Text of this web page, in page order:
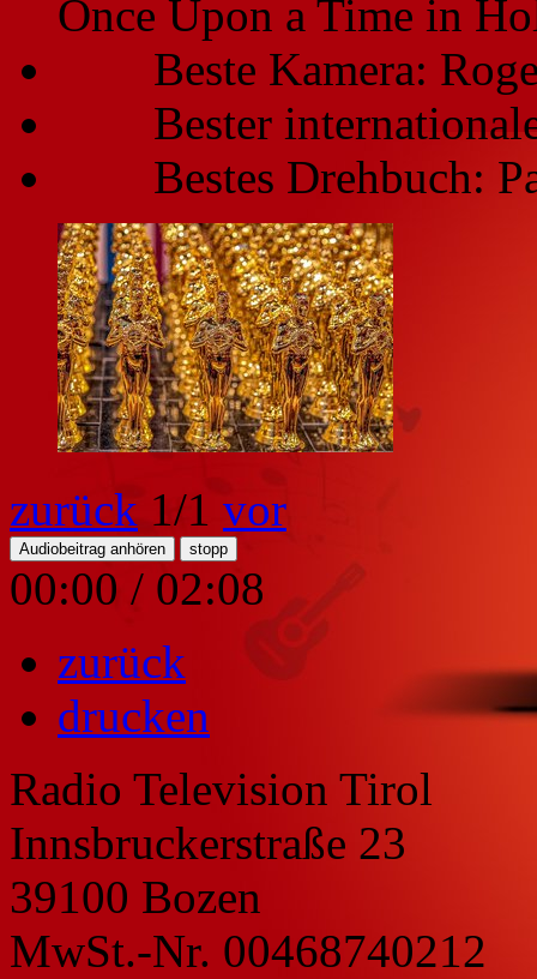
Once Upon a Time in
Beste Kamera:
Bester
Bestes Drehbuch:
zurück 1/1 vor
Audiobeitrag anhören stopp
00:00 / 02:08
zurück
drucken
Radio Television Tirol
Innsbruckerstraße 23
39100 Bozen
MwSt.-Nr. 00468740212